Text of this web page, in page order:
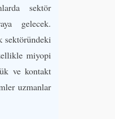
sektör
gelecek.
sektöründeki
miyopi
ve kontakt
uzmanlar